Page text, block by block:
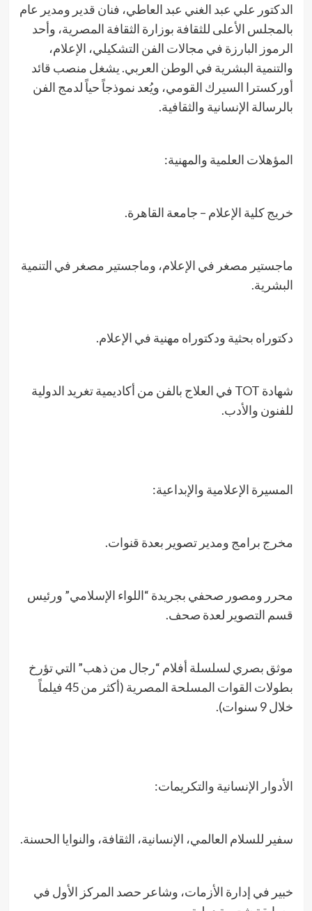
الدكتور علي عبد الغني عبد العاطي، فنان قدير ومدير عام
بالمجلس الأعلى للثقافة بوزارة الثقافة المصرية، وأحد
الرموز البارزة في مجالات الفن التشكيلي، الإعلام،
والتنمية البشرية في الوطن العربي. يشغل منصب قائد
أوركسترا السيرك القومي، ويُعد نموذجاً حياً لدمج الفن
بالرسالة الإنسانية والثقافية.
المؤهلات العلمية والمهنية:
خريج كلية الإعلام – جامعة القاهرة.
ماجستير مصغر في الإعلام، وماجستير مصغر في التنمية
البشرية.
دكتوراه بحثية ودكتوراه مهنية في الإعلام.
شهادة TOT في العلاج بالفن من أكاديمية تغريد الدولية
للفنون والأدب.
المسيرة الإعلامية والإبداعية:
مخرج برامج ومدير تصوير بعدة قنوات.
محرر ومصور صحفي بجريدة “اللواء الإسلامي” ورئيس
قسم التصوير لعدة صحف.
موثق بصري لسلسلة أفلام “رجال من ذهب” التي تؤرخ
بطولات القوات المسلحة المصرية (أكثر من 45 فيلماً
خلال 9 سنوات).
الأدوار الإنسانية والتكريمات:
سفير للسلام العالمي، الإنسانية، الثقافة، والنوايا الحسنة.
خبير في إدارة الأزمات، وشاعر حصد المركز الأول في